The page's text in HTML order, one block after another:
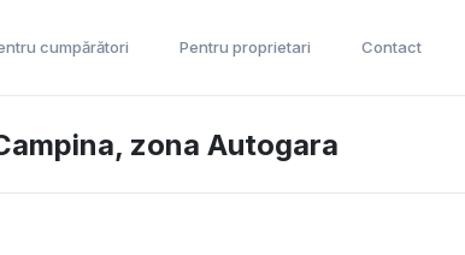
cumpărători Pentru proprietari Contact
zona Autogara